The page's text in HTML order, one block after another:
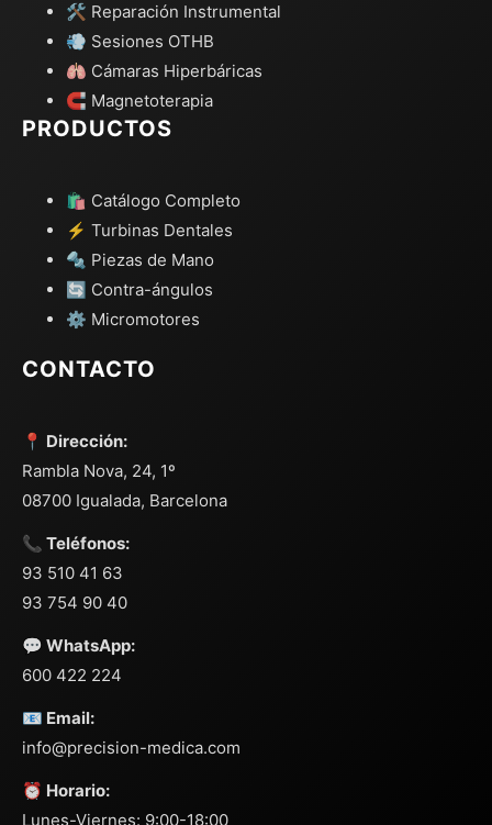
🛠️ Reparación Instrumental
💨 Sesiones OTHB
🫁 Cámaras Hiperbáricas
🧲 Magnetoterapia
PRODUCTOS
🛍️ Catálogo Completo
⚡ Turbinas Dentales
🔩 Piezas de Mano
🔄 Contra-ángulos
⚙️ Micromotores
CONTACTO
📍 Dirección:
Rambla Nova, 24, 1º
08700 Igualada, Barcelona
📞 Teléfonos:
93 510 41 63
93 754 90 40
💬 WhatsApp:
600 422 224
📧 Email:
info@precision-medica.com
⏰ Horario:
Lunes-Viernes: 9:00-18:00